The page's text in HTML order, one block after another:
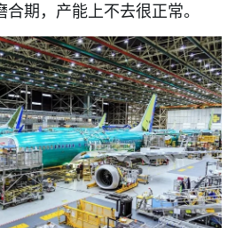
期，产能上不去很正常。